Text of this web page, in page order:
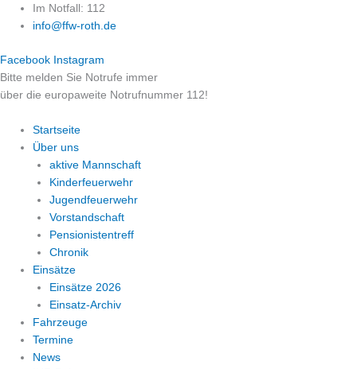
Zum
Inhalt
Im Notfall: 112
info@ffw-roth.de
Facebook Instagram
Bitte melden Sie Notrufe immer
über die europaweite Notrufnummer 112!
Startseite
Über uns
aktive Mannschaft
Kinderfeuerwehr
Jugendfeuerwehr
Vorstandschaft
Pensionistentreff
Chronik
Einsätze
Einsätze 2026
Einsatz-Archiv
Fahrzeuge
Termine
News